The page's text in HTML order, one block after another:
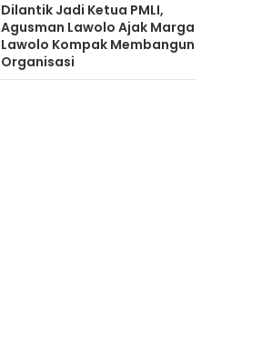
Dilantik Jadi Ketua PMLI,
Agusman Lawolo Ajak Marga
Lawolo Kompak Membangun
Organisasi